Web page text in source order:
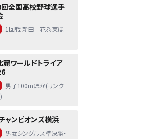
全国高校野球選手
1回戦 新田 - 花巻東ほ
麓ワールドトライア
男子100mほか(リンク
ャンピオンズ横浜
男女シングルス準決勝・